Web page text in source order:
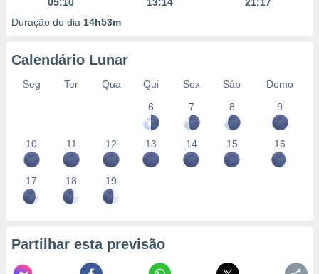
Duração do dia 14h53m
Calendário Lunar
Seg Ter Qua Qui Sex Sáb
Domo
6
7 8 9
10 11 12 13 14 15 16
17 18 19
Partilhar esta previsão